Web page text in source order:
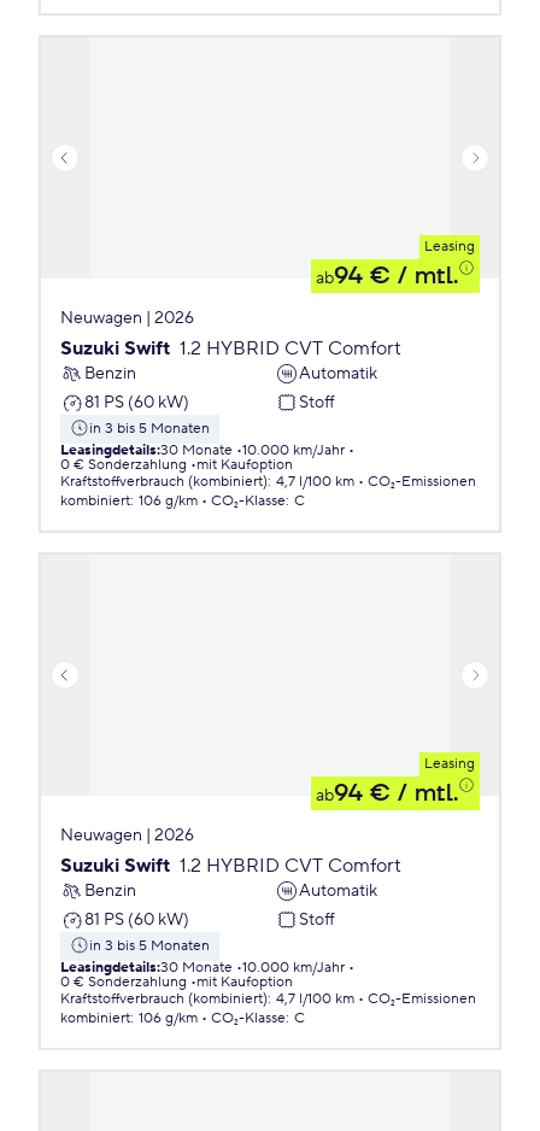
Leasing
ab94 € / mtl.
Neuwagen | 2026
Suzuki Swift 1.2 HYBRID CVT Comfort
Benzin
Automatik
81 PS (60 kW)
Stoff
in 3 bis 5 Monaten
Leasingdetails:30 Monate 10.000 km/Jahr
0 € Sonderzahlung
mit Kaufoption
Kraftstoffverbrauch (kombiniert): 4,7 l/100 km
CO₂-Emissionen
kombiniert: 106 g/km CO₂-Klasse: C
Leasing
ab94 € / mtl.
Neuwagen | 2026
Suzuki Swift 1.2 HYBRID CVT Comfort
Benzin
Automatik
81 PS (60 kW)
Stoff
in 3 bis 5 Monaten
Leasingdetails:30 Monate 10.000 km/Jahr
0 € Sonderzahlung
mit Kaufoption
Kraftstoffverbrauch (kombiniert): 4,7 l/100 km
CO₂-Emissionen
kombiniert: 106 g/km CO₂-Klasse: C